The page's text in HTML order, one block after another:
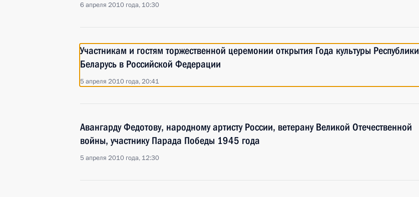
6 апреля 2010 года, 10:30
Участникам и гостям торжественной церемонии открытия Года культуры Республики
Беларусь в Российской Федерации
5 апреля 2010 года, 20:41
Авангарду Федотову, народному артисту России, ветерану Великой Отечественной
войны, участнику Парада Победы 1945 года
5 апреля 2010 года, 12:30